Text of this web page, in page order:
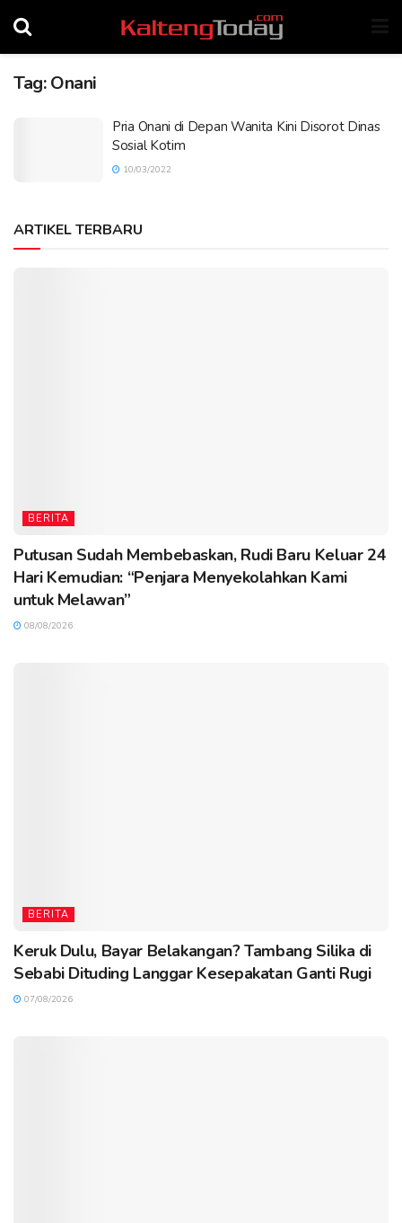
Tag:Onani
Pria Onani di Depan Wanita Kini Disorot Dinas
Sosial Kotim
10/03/2022
ARTIKEL TERBARU
BERITA
Putusan Sudah Membebaskan, Rudi Baru Keluar 24
Hari Kemudian: “Penjara Menyekolahkan Kami
untuk Melawan”
08/08/2026
BERITA
Keruk Dulu, Bayar Belakangan? Tambang Silika di
Sebabi Dituding Langgar Kesepakatan Ganti Rugi
07/08/2026